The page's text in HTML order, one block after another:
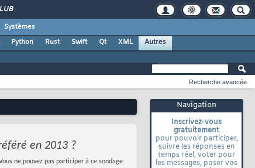
Systèmes
Python Rust Swift Qt XML
Autres
Navigation
Inscrivez-vous
gratuitement
pour pouvoir participer,
suivre les réponses en
temps réel, voter pour
les messages, poser vos
Recherche avancée
en 2013 ?
ne pouvez pas participer à ce sondage.